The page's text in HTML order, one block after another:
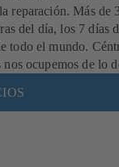
reparación. Más de
del día, los 7 días
todo el mundo.
ocupemos de lo